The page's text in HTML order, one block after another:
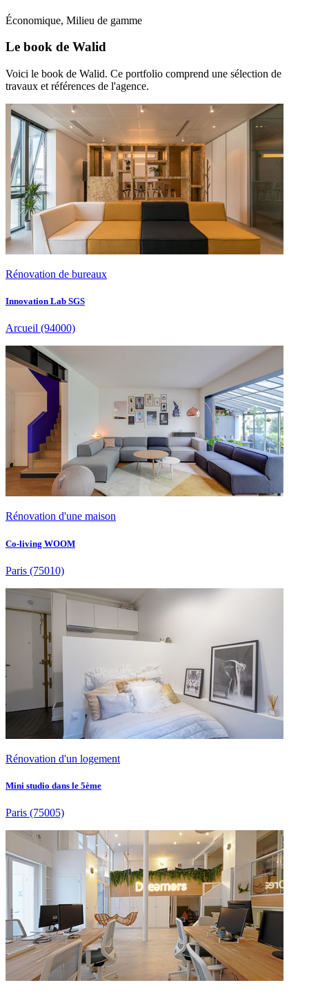
Économique, Milieu de gamme
Le book de Walid
Voici le book de Walid. Ce portfolio comprend une sélection de
travaux et références de l'agence.
Rénovation de bureaux
Innovation Lab SGS
Arcueil (94000)
Rénovation d'une maison
Co-living WOOM
Paris (75010)
Rénovation d'un logement
Mini studio dans le 5ème
Paris (75005)